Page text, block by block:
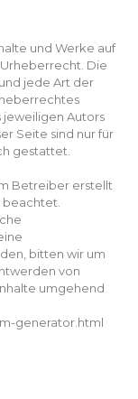
und Werke auf
Die
jede Art der
Autors
Seite sind nur für
gestattet.
Betreiber erstellt
bitten wir um
von
umgehend
generator.html